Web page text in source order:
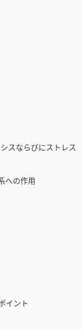
ならびにストレス
の作用
イント